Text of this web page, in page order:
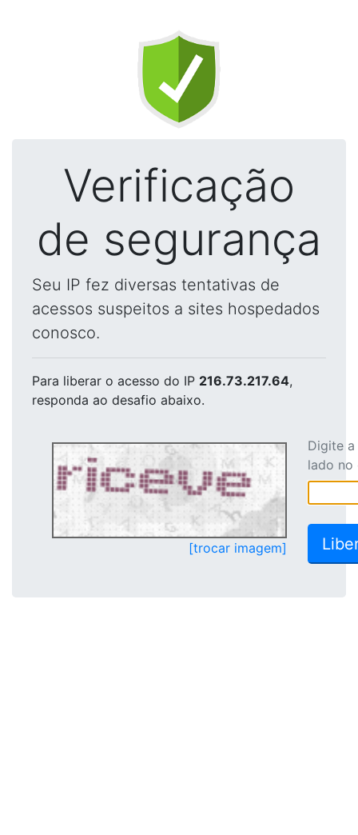
Verificação
de segurança
Seu IP fez diversas tentativas de
acessos suspeitos a sites hospedados
conosco.
Para liberar o acesso do IP 216.73.217.64,
responda ao desafio abaixo.
[trocar imagem]
Digite
lado no